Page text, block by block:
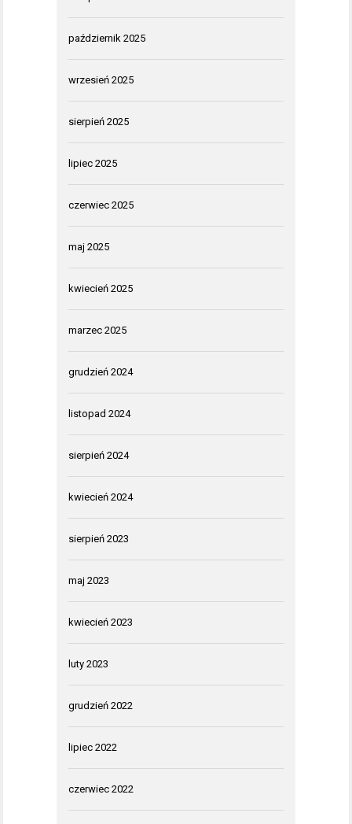
październik 2025
wrzesień 2025
sierpień 2025
lipiec 2025
czerwiec 2025
maj 2025
kwiecień 2025
marzec 2025
grudzień 2024
listopad 2024
sierpień 2024
kwiecień 2024
sierpień 2023
maj 2023
kwiecień 2023
luty 2023
grudzień 2022
lipiec 2022
czerwiec 2022